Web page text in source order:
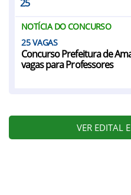
25
NOTÍCIA DO CONCURSO
25
Concurso Prefeitura de
vagas para Professores
VER EDITAL